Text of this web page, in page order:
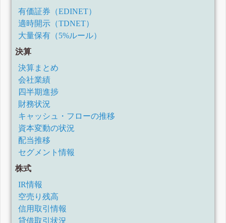
有価証券（EDINET）
適時開示（TDNET）
大量保有（5%ルール）
決算
決算まとめ
会社業績
四半期進捗
財務状況
キャッシュ・フローの推移
資本変動の状況
配当推移
セグメント情報
株式
IR情報
空売り残高
信用取引情報
貸借取引状況